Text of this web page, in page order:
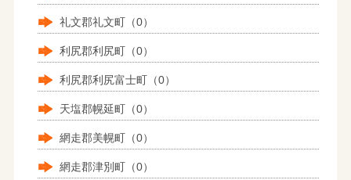
礼文郡礼文町（0）
利尻郡利尻町（0）
利尻郡利尻富士町（0）
天塩郡幌延町（0）
網走郡美幌町（0）
網走郡津別町（0）